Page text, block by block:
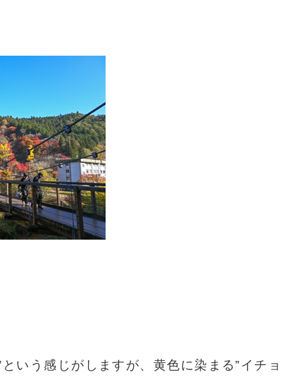
いう感じがしますが、黄色に染まる”イチ